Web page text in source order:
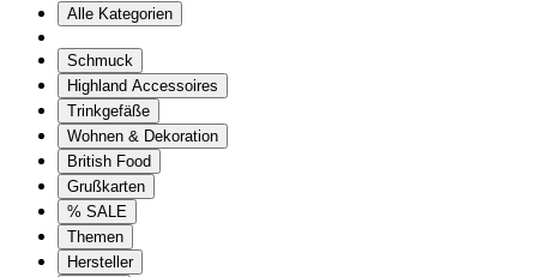
Alle Kategorien
Schmuck
Highland Accessoires
Trinkgefäße
Wohnen & Dekoration
British Food
Grußkarten
% SALE
Themen
Hersteller